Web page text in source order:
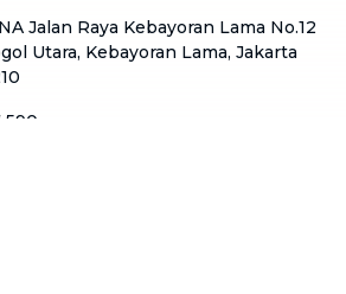
Jalan Raya Kebayoran Lama No.12
Utara, Kebayoran Lama, Jakarta
590